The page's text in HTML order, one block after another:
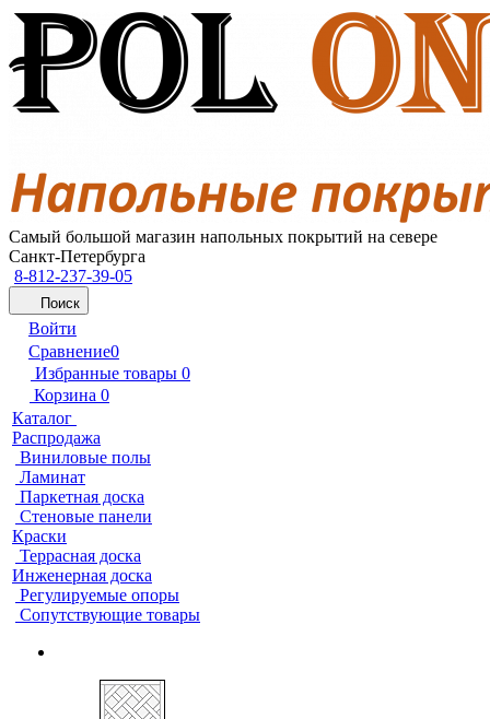
Самый большой магазин напольных покрытий на севере
Санкт-Петербурга
8-812-237-39-05
Поиск
Войти
Сравнение0
Избранные товары 0
Корзина 0
Каталог
Распродажа
Виниловые полы
Ламинат
Паркетная доска
Стеновые панели
Краски
Террасная доска
Инженерная доска
Регулируемые опоры
Сопутствующие товары